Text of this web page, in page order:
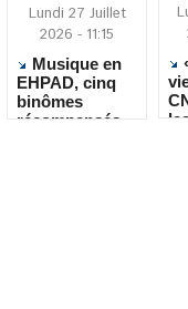
Lundi 27 Juillet
2026 - 11:15
Musique en
EHPAD, cinq
binômes
récompensés